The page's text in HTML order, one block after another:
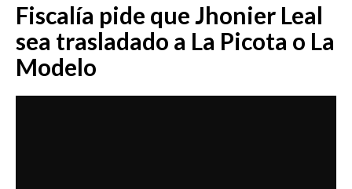
EMISIÓN 12:30 PM
Fiscalía pide que Jhonier Leal
sea trasladado a La Picota o La
Modelo